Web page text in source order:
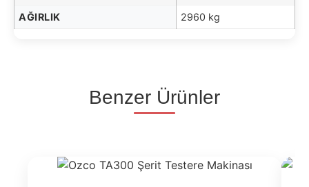
AĞIRLIK
2960 kg
Benzer Ürünler